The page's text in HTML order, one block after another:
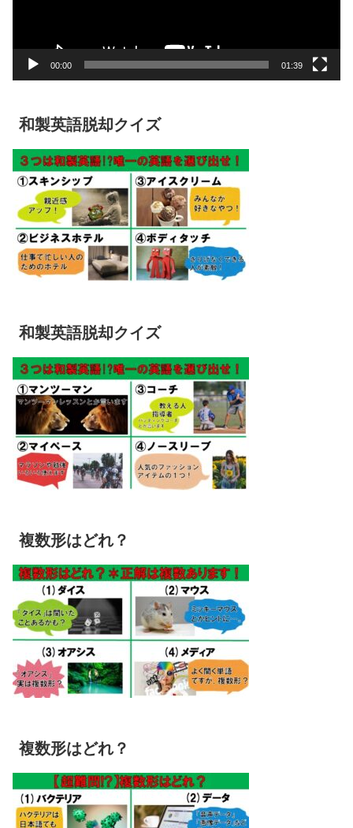
00:00 01:39
和製英語脱却クイズ
和製英語脱却クイズ
複数形はどれ？
複数形はどれ？